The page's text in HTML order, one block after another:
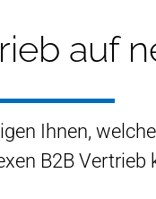
auf
Ihnen,
B2B